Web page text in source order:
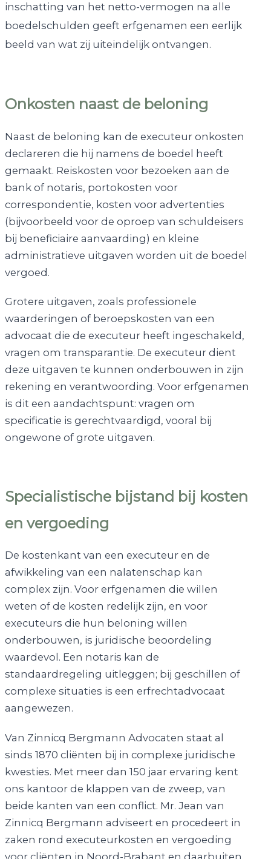
inschatting van het netto-vermogen na alle
boedelschulden geeft erfgenamen een eerlijk
beeld van wat zij uiteindelijk ontvangen.
Onkosten naast de beloning
Naast de beloning kan de executeur onkosten
declareren die hij namens de boedel heeft
gemaakt. Reiskosten voor bezoeken aan de
bank of notaris, portokosten voor
correspondentie, kosten voor advertenties
(bijvoorbeeld voor de oproep van schuldeisers
bij beneficiaire aanvaarding) en kleine
administratieve uitgaven worden uit de boedel
vergoed.
Grotere uitgaven, zoals professionele
waarderingen of beroepskosten van een
advocaat die de executeur heeft ingeschakeld,
vragen om transparantie. De executeur dient
deze uitgaven te kunnen onderbouwen in zijn
rekening en verantwoording. Voor erfgenamen
is dit een aandachtspunt: vragen om
specificatie is gerechtvaardigd, vooral bij
ongewone of grote uitgaven.
Specialistische bijstand bij kosten
en vergoeding
De kostenkant van een executeur en de
afwikkeling van een nalatenschap kan
complex zijn. Voor erfgenamen die willen
weten of de kosten redelijk zijn, en voor
executeurs die hun beloning willen
onderbouwen, is juridische beoordeling
waardevol. Een notaris kan de
standaardregeling uitleggen; bij geschillen of
complexe situaties is een erfrechtadvocaat
aangewezen.
Van Zinnicq Bergmann Advocaten staat al
sinds 1870 cliënten bij in complexe juridische
kwesties. Met meer dan 150 jaar ervaring kent
ons kantoor de klappen van de zweep, van
beide kanten van een conflict. Mr. Jean van
Zinnicq Bergmann adviseert en procedeert in
zaken rond executeurkosten en vergoeding
voor cliënten in Noord-Brabant en daarbuiten.